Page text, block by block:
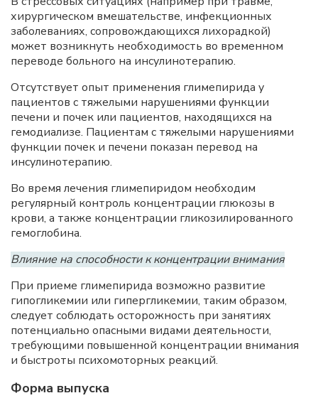
хирургическом вмешательстве, инфекционных
заболеваниях, сопровождающихся лихорадкой)
может возникнуть необходимость во временном
переводе больного на инсулинотерапию.
Отсутствует опыт применения глимепирида у
пациентов с тяжелыми нарушениями функции
печени и почек или пациентов, находящихся на
гемодиализе. Пациентам с тяжелыми нарушениями
функции почек и печени показан перевод на
инсулинотерапию.
Во время лечения глимепиридом необходим
регулярный контроль концентрации глюкозы в
крови, а также концентрации гликозилированного
гемоглобина.
Влияние на способности к концентрации внимания
При приеме глимепирида возможно развитие
гипогликемии или гипергликемии, таким образом,
следует соблюдать осторожность при занятиях
потенциально опасными видами деятельности,
требующими повышенной концентрации внимания
и быстроты психомоторных реакций.
Форма выпуска